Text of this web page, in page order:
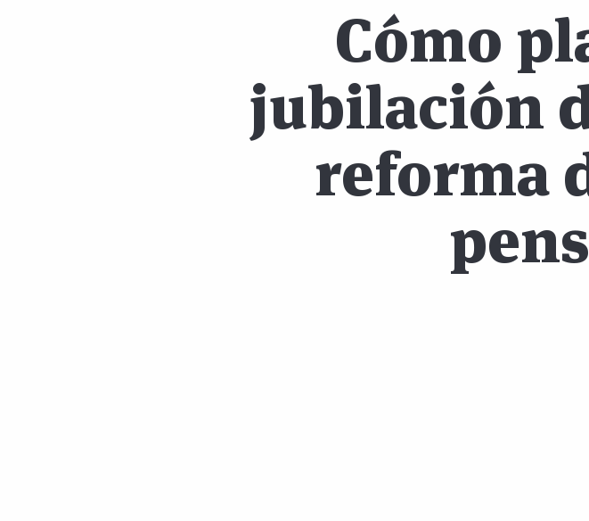
Cómo
jubilación
reforma